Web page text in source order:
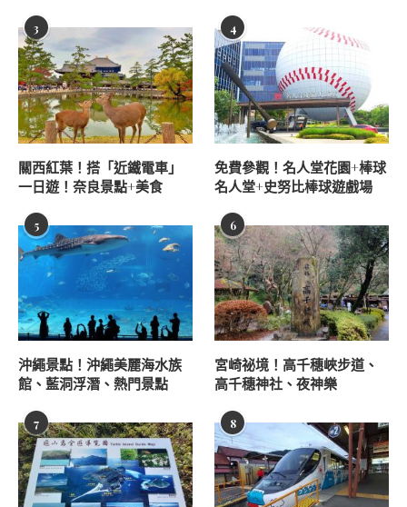
3
關西紅葉！搭「近鐵電車」
一日遊！奈良景點+美食
4
免費參觀！名人堂花園+棒球
名人堂+史努比棒球遊戲場
5
沖繩景點！沖繩美麗海水族
館、藍洞浮潛、熱門景點
6
宮崎祕境！高千穗峽步道、
高千穗神社、夜神樂
7 8